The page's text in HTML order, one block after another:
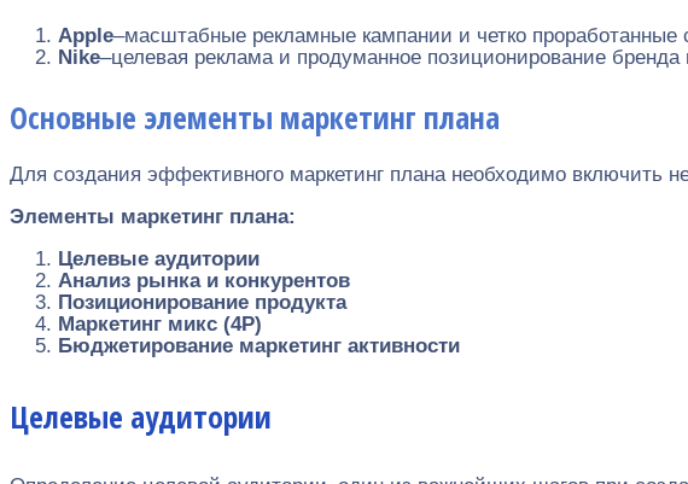
Apple–масштабные рекламные кампании и четко проработанные
Nike–целевая реклама и продуманное позиционирование бренда
Основные элементы маркетинг плана
Для создания эффективного маркетинг плана необходимо включить
Элементы маркетинг плана:
Целевые аудитории
Анализ рынка и конкурентов
Позиционирование продукта
Маркетинг микс (4P)
Бюджетирование маркетинг активности
Целевые аудитории